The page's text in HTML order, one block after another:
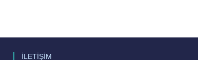
İLETİŞİM